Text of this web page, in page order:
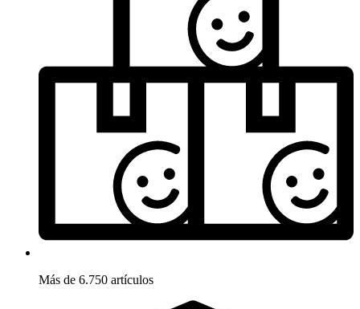
Más de 6.750 artículos